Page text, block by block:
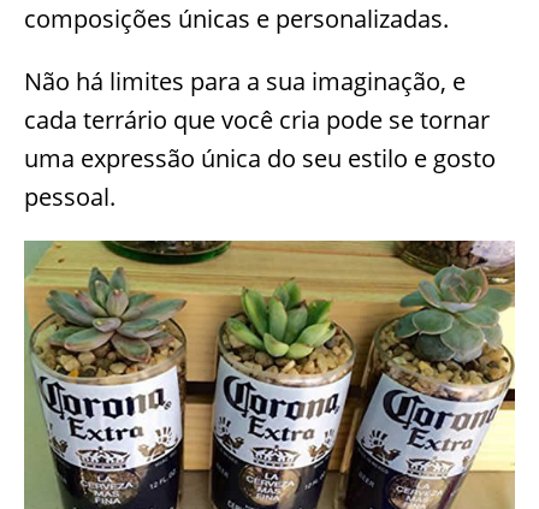
composições únicas e personalizadas.
Não há limites para a sua imaginação, e
cada terrário que você cria pode se tornar
uma expressão única do seu estilo e gosto
pessoal.